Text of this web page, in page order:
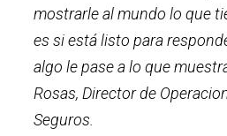
mostrarle al mundo lo que
es si está listo para
algo le pase a lo que
Rosas, Director de
Seguros.